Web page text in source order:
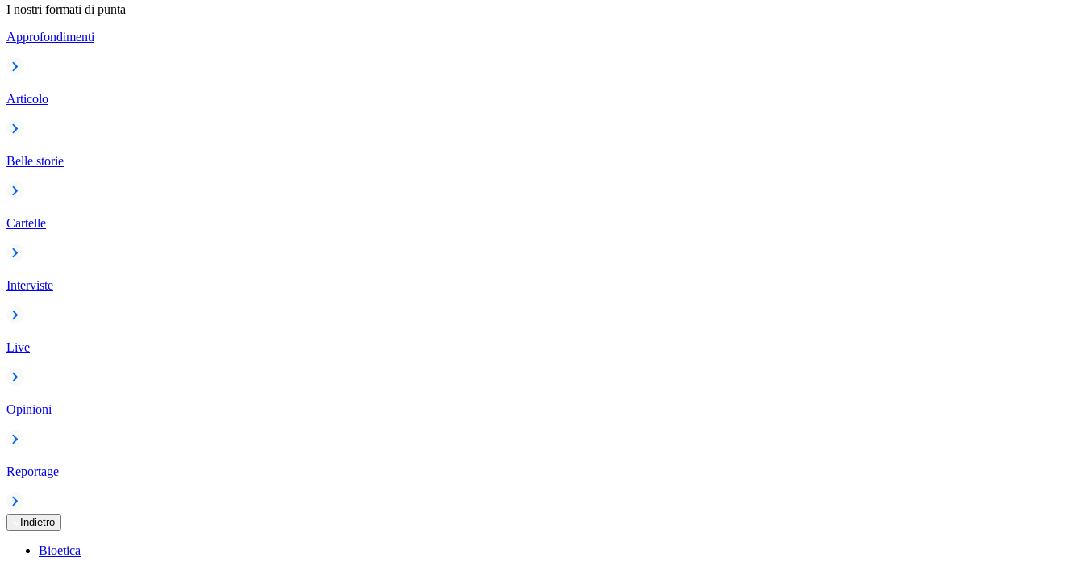
I nostri formati di punta
Approfondimenti
Articolo
Belle storie
Cartelle
Interviste
Live
Opinioni
Reportage
Indietro
Bioetica